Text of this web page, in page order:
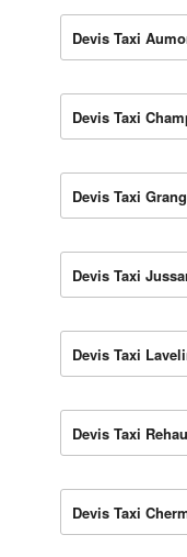
Devis Taxi
Devis Taxi
Devis Taxi
Devis Taxi
Devis Taxi
Devis Taxi
Devis Taxi